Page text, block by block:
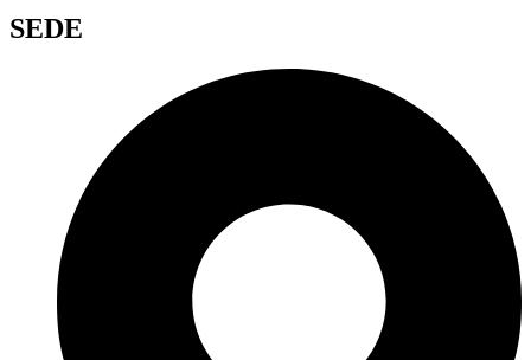
SEDE